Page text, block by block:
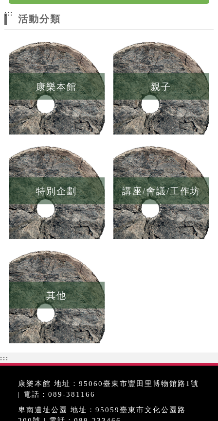
:::
活動分類
康樂本館 親子
特別企劃 講座/會議/工作坊
其他
:::
康樂本館 地址：95060臺東市豐田里博物館路1號
| 電話：089-381166
卑南遺址公園 地址：95059臺東市文化公園路